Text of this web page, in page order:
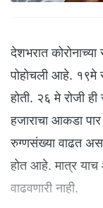
देशभरात
पोहोचली आहे. १९मे
होती. २६ मे रोजी
हजाराचा आकडा
रुग्णसंख्या वाढत
होत आहे. मात्र याच
वाढवणारी नाही.